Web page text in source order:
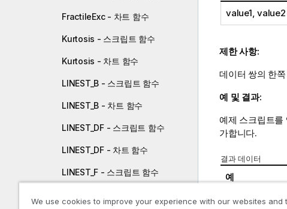
FractileExc - 차트 함수
Kurtosis - 스크립트 함수
Kurtosis - 차트 함수
LINEST_B - 스크립트 함수
LINEST_B - 차트 함수
LINEST_DF - 스크립트 함수
LINEST_DF - 차트 함수
LINEST_F - 스크립트 함수
value1, value2
제한 사항:
데이터 쌍의 한
예 및 결과:
예제 스크립트를
가합니다.
결과 데이터
예
We use cookies to improve your experience with our websites and